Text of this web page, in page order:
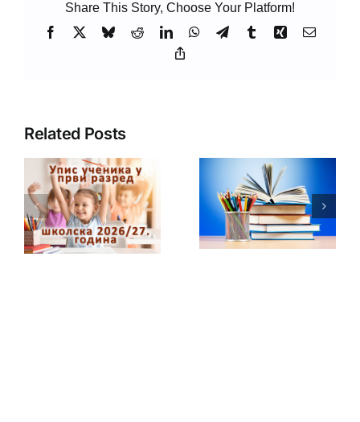
Share This Story, Choose Your Platform!
Facebook BlueskyRedditLinkedInWhatsApp
TelegramTumblrXing Email
Related Posts